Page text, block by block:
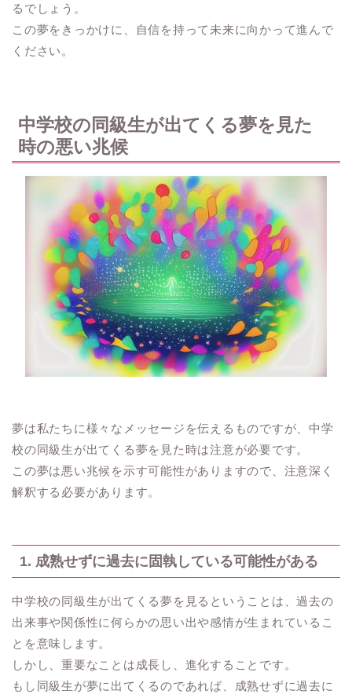
るでしょう。
この夢をきっかけに、自信を持って未来に向かって進んで
ください。
中学校の同級生が出てくる夢を見た
時の悪い兆候
夢は私たちに様々なメッセージを伝えるものですが、中学
校の同級生が出てくる夢を見た時は注意が必要です。
この夢は悪い兆候を示す可能性がありますので、注意深く
解釈する必要があります。
1. 成熟せずに過去に固執している可能性がある
中学校の同級生が出てくる夢を見るということは、過去の
出来事や関係性に何らかの思い出や感情が生まれているこ
とを意味します。
しかし、重要なことは成長し、進化することです。
もし同級生が夢に出てくるのであれば、成熟せずに過去に